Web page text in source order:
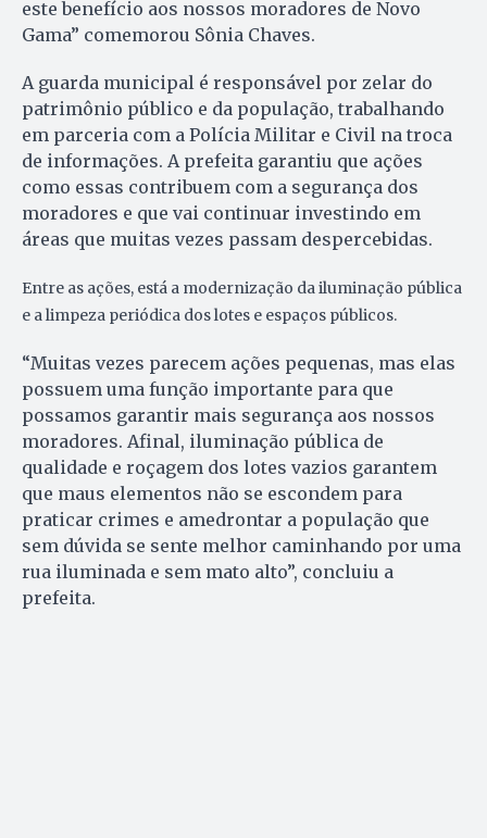
este benefício aos nossos moradores de Novo
Gama” comemorou Sônia Chaves.
A guarda municipal é responsável por zelar do
patrimônio público e da população, trabalhando
em parceria com a Polícia Militar e Civil na troca
de informações. A prefeita garantiu que ações
como essas contribuem com a segurança dos
moradores e que vai continuar investindo em
áreas que muitas vezes passam despercebidas.
Entre as ações, está a modernização da iluminação pública
e a limpeza periódica dos lotes e espaços públicos.
“Muitas vezes parecem ações pequenas, mas elas
possuem uma função importante para que
possamos garantir mais segurança aos nossos
moradores. Afinal, iluminação pública de
qualidade e roçagem dos lotes vazios garantem
que maus elementos não se escondem para
praticar crimes e amedrontar a população que
sem dúvida se sente melhor caminhando por uma
rua iluminada e sem mato alto”, concluiu a
prefeita.